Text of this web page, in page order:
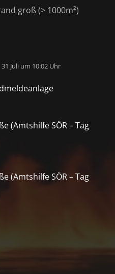
groß (> 1000m²)
31 Juli um 10:02 Uhr
(Amtshilfe SÖR – Tag
(Amtshilfe SÖR – Tag